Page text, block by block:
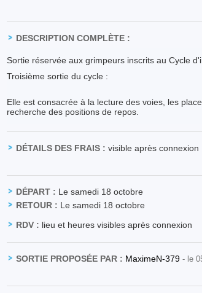
DESCRIPTION COMPLÈTE :
Sortie réservée aux grimpeurs inscrits au Cycle
Troisième sortie du cycle :
Elle est consacrée à la lecture des voies, les
recherche des positions de repos.
DÉTAILS DES FRAIS : visible après connexion
DÉPART : Le samedi 18 octobre
RETOUR : Le samedi 18 octobre
RDV : lieu et heures visibles après connexion
SORTIE PROPOSÉE PAR : MaximeN-379 - le